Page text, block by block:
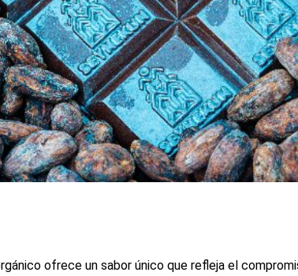
ofrece un sabor único que refleja el